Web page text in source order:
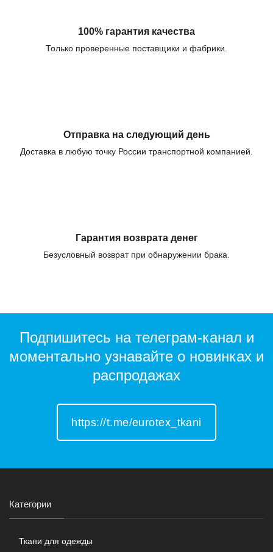
100% гарантия качества
Только проверенные поставщики и фабрики.
Отправка на следующий день
Доставка в любую точку России транспортной компанией.
Гарантия возврата денег
Безусловный возврат при обнаружении брака.
Подпишитесь на телеграм-канал и
моментально узнавайте о новинках и
распродажах
https://t.me/eurotex_tkani
Категории
Ткани для одежды